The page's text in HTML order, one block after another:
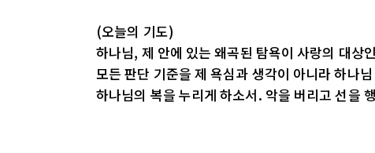
(오늘의 기도)
하나님, 제 안에 있는 왜곡된 탐욕이 사랑의 대상
모든 판단 기준을 제 욕심과 생각이 아니라 하나
하나님의 복을 누리게 하소서. 악을 버리고 선을